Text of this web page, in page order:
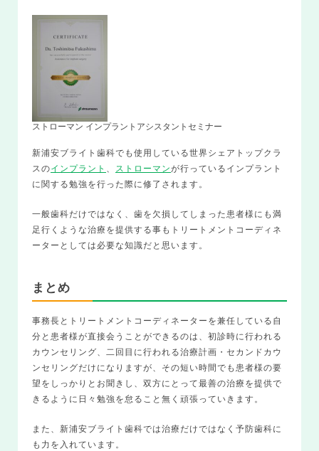
ストローマン インプラントアシスタントセミナー
新浦安ブライト歯科でも使用している世界シェアトップクラ
スのインプラント ストローマンが行っているインプラント
に関する勉強を行った際に修了されます。
一般歯科だけではなく、歯を欠損してしまった患者様にも満
足行くような治療を提供する事もトリートメントコーディネ
ーターとしては必要な知識だと思います。
まとめ
事務長とトリートメントコーディネーターを兼任している自
分と患者様が直接会うことができるのは、初診時に行われる
カウンセリング、二回目に行われる治療計画・セカンドカウ
ンセリングだけになりますが、その短い時間でも患者様の要
望をしっかりとお聞きし、双方にとって最善の治療を提供で
きるように日々勉強を怠ること無く頑張っていきます。
また、新浦安ブライト歯科では治療だけではなく予防歯科に
も力を入れています。